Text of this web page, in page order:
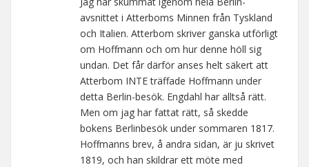
avsnittet i Atterboms Minnen från Tyskland
och Italien. Atterbom skriver ganska utförligt
om Hoffmann och om hur denne höll sig
undan. Det får därför anses helt säkert att
Atterbom INTE träffade Hoffmann under
detta Berlin-besök. Engdahl har alltså rätt.
Men om jag har fattat rätt, så skedde
bokens Berlinbesök under sommaren 1817.
Hoffmanns brev, å andra sidan, är ju skrivet
1819, och han skildrar ett möte med